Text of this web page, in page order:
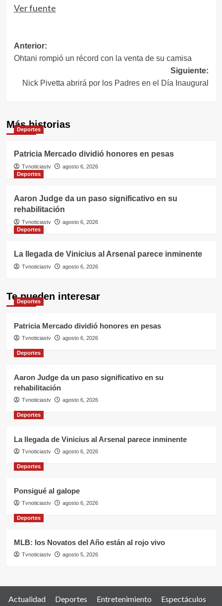
Ver fuente
Navegación
de
entradas
Anterior:
Ohtani rompió un récord con la venta de su camisa
Siguiente:
Nick Pivetta abrirá por los Padres en el Día Inaugural
Más historias
Deportes
Patricia Mercado dividió honores en pesas
Tvnoticiastv
agosto 6, 2026
Deportes
Aaron Judge da un paso significativo en su
rehabilitación
Tvnoticiastv
agosto 6, 2026
Deportes
La llegada de Vinicius al Arsenal parece inminente
Tvnoticiastv agosto 6, 2026
Te pueden interesar
Deportes
Patricia Mercado dividió honores en pesas
Tvnoticiastv agosto 6, 2026
Deportes
Aaron Judge da un paso significativo en su
rehabilitación
Tvnoticiastv agosto 6, 2026
Deportes
La llegada de Vinicius al Arsenal parece inminente
Tvnoticiastv agosto 6, 2026
Deportes
Ponsigué al galope
Tvnoticiastv agosto 6, 2026
Deportes
MLB: los Novatos del Año están al rojo vivo
Tvnoticiastv agosto 5, 2026
Actualidad Deportes Entretenimiento Espectáculos